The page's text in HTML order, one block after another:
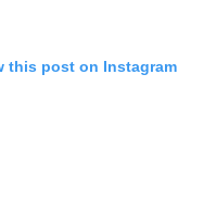
this post on Instagram